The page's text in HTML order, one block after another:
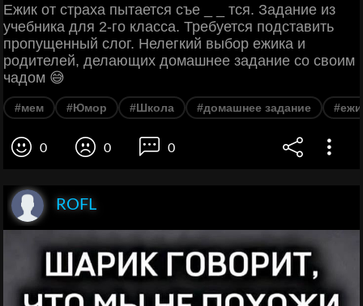
Ежик от страха пытается съе _ _ тся. Задание из
учебника для 2-го класса. Требуется подставить
пропущенный слог. Нелегкий выбор ежика и
родителей, делающих домашнее задание со своим
чадом 😅
#мем #Юмор #Школа #домашнее задание
0 0 0
ROFL